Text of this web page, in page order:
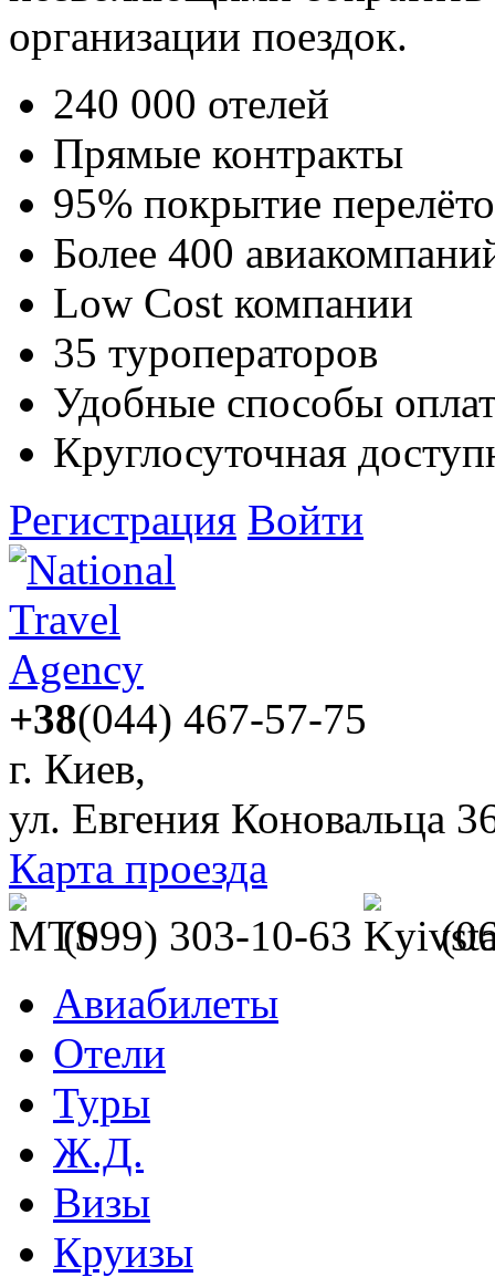
организации поездок.
240 000 отелей
Прямые контракты
95% покрытие
Более 400
Low Cost компании
35 туроператоров
Удобные способы
Круглосуточная
Регистрация Войти
+38(044) 467-57-75
г. Киев,
ул. Евгения Коновальца
Карта проезда
(099) 303-10-63
Авиабилеты
Отели
Туры
Ж.Д.
Визы
Круизы